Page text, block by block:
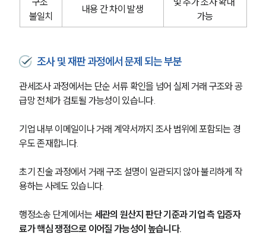
관세전문변호사
소식/자료
언론보도
공지사항
법률서식
뉴스레터/브로슈어
대륜법률상담예약
대륜법률상담예약
불일치
내용 간 차이 발생
가능
조사 및 재판 과정에서 문제 되는 부분
관세조사 과정에서는 단순 서류 확인을 넘어 실제 거래 구조와 공
급망 전체가 검토될 가능성이 있습니다.
기업 내부 이메일이나 거래 계약서까지 조사 범위에 포함되는 경
우도 존재합니다.
초기 진술 과정에서 거래 구조 설명이 일관되지 않아 불리하게 작
용하는 사례도 있습니다.
행정소송 단계에서는 세관의 원산지 판단 기준과 기업 측 입증자
료가 핵심 쟁점으로 이어질 가능성이 높습니다.